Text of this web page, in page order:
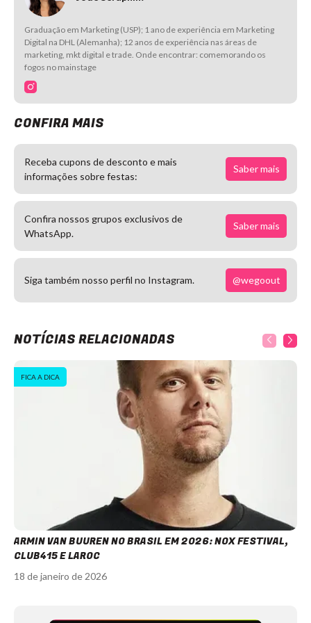
Graduação em Marketing (USP); 1 ano de experiência em Marketing
Digital na DHL (Alemanha); 12 anos de experiência nas áreas de
marketing, mkt digital e trade. Onde encontrar: comemorando os
fogos no mainstage
CONFIRA MAIS
Receba cupons de desconto e mais
informações sobre festas:
Saber mais
Confira nossos grupos exclusivos de
WhatsApp.
Saber mais
Siga também nosso perfil no Instagram. @wegoout
NOTÍCIAS RELACIONADAS
FICA A DICA
ARMIN VAN BUUREN NO BRASIL EM 2026: NOX FESTIVAL,
CLUB415 E LAROC
18 de janeiro de 2026